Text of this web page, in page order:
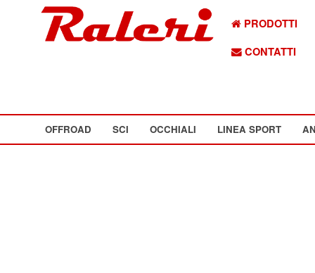
PRODOTTI
CONTATTI
OFFROAD SCI OCCHIALI LINEA SPORT